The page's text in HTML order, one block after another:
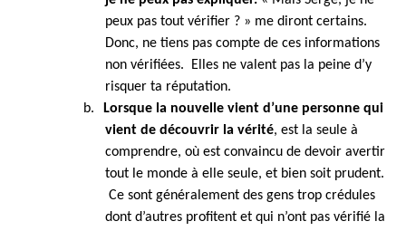
peux pas tout vérifier ? » me diront certains.
Donc, ne tiens pas compte de ces informations
non vérifiées. Elles ne valent pas la peine d’y
risquer ta réputation.
b.
Lorsque la nouvelle vient d’une personne qui
vient de découvrir la vérité, est la seule à
comprendre, où est convaincu de devoir avertir
tout le monde à elle seule, et bien soit prudent.
Ce sont généralement des gens trop crédules
dont d’autres profitent et qui n’ont pas vérifié la